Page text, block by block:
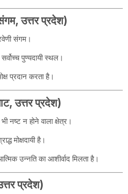
उत्तर प्रदेश)
संगम।
पुण्यदायी स्थल।
प्रदान करता है।
उत्तर प्रदेश)
नष्ट न होने वाला क्षेत्र।
मोक्षदायी है।
उन्नति का आशीर्वाद मिलता है।
प्रदेश)